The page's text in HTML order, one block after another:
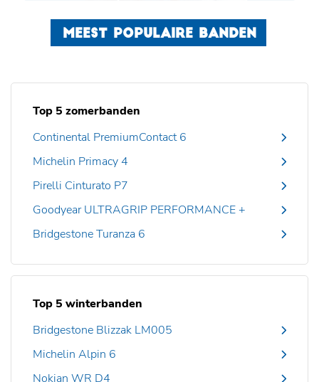
MEEST POPULAIRE BANDEN
Top 5 zomerbanden
Continental PremiumContact 6
Michelin Primacy 4
Pirelli Cinturato P7
Goodyear ULTRAGRIP PERFORMANCE +
Bridgestone Turanza 6
Top 5 winterbanden
Bridgestone Blizzak LM005
Michelin Alpin 6
Nokian WR D4